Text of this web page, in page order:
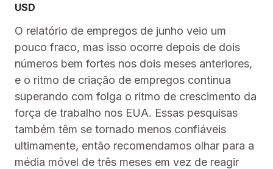
USD
O relatório de empregos de junho veio um
pouco fraco, mas isso ocorre depois de dois
números bem fortes nos dois meses anteriores,
e o ritmo de criação de empregos continua
superando com folga o ritmo de crescimento da
força de trabalho nos EUA. Essas pesquisas
também têm se tornado menos confiáveis
ultimamente, então recomendamos olhar para a
média móvel de três meses em vez de reagir